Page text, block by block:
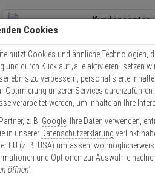
Kundencenter
Kontaktservice nutzen
Mo. - Do.: 8:00 - 16:30 Fr. 8:00 - 14:00 Uhr
3er ABUS FTS206 B
Cookies
nutzt Cookies und ähnliche Technologien,
und durch Klick auf „alle aktivieren“ setzen
zu verbessern, personalisierte
Optimierung unserer Services
verarbeitet werden, um Inhalte an Ihre
z. B. Google , Ihre Daten verwenden,
in unserer Datenschutzerklärung verlinkt
EU (z. B. USA) umfassen, wo
und Optionen zur Auswahl
öffnen'.